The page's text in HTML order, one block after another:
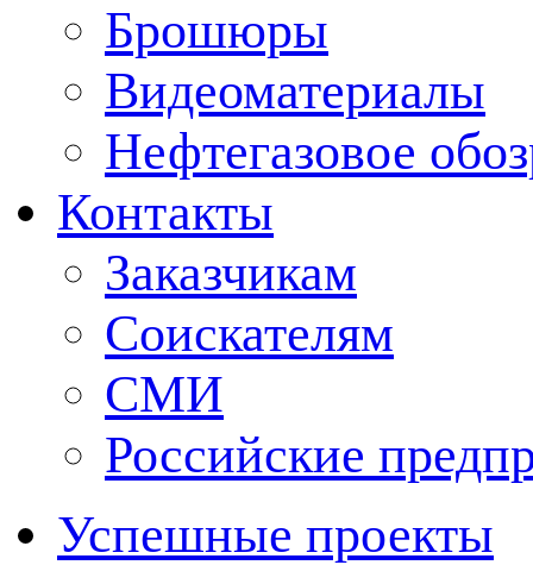
Брошюры
Видеоматериалы
Нефтегазовое
Контакты
Заказчикам
Соискателям
СМИ
Российские
Успешные проекты